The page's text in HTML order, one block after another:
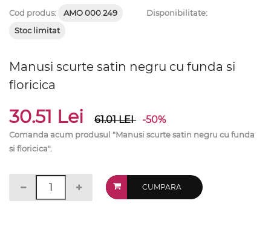
Cod produs: AMO 000 249
Disponibilitate:
Stoc limitat
Manusi scurte satin negru cu funda si
floricica
30.51 Lei 61.01LEI -50%
Comanda acum produsul "Manusi scurte satin negru cu funda
si floricica".
CUMPARA